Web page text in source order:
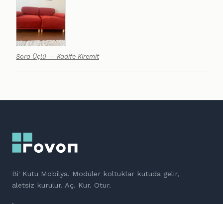
Sora Üçlü — Kadife Kiremit
Bi' Kutu Mobilya. Modüler koltuklar kutuda gelir,
aletsiz kurulur. Aç. Kur. Otur.